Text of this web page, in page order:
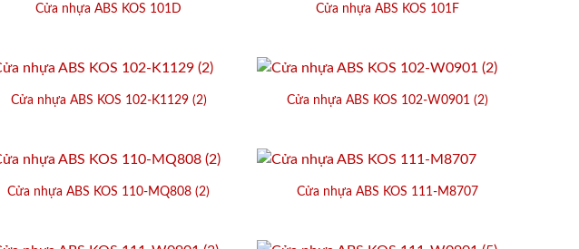
Cửa nhựa ABS KOS 101D Cửa nhựa ABS KOS 101F
Cửa nhựa ABS KOS 102-K1129 (2) Cửa nhựa ABS KOS 102-W0901 (2)
Cửa nhựa ABS KOS 110-MQ808 (2) Cửa nhựa ABS KOS 111-M8707